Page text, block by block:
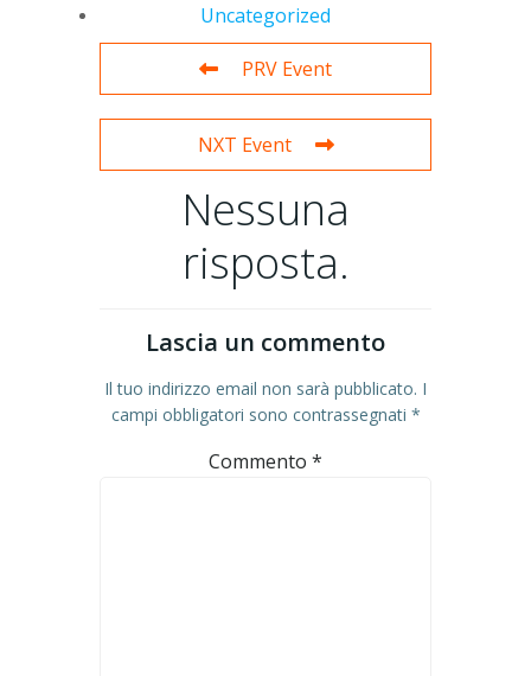
Uncategorized
PRV Event
NXT Event
Nessuna
risposta.
Lascia un commento
Il tuo indirizzo email non sarà pubblicato. I
campi obbligatori sono contrassegnati *
Commento *